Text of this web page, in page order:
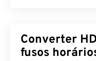
Converter
fusos